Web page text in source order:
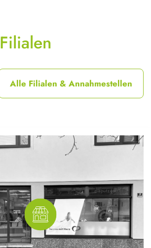
Filialen
Alle Filialen & Annahmestellen